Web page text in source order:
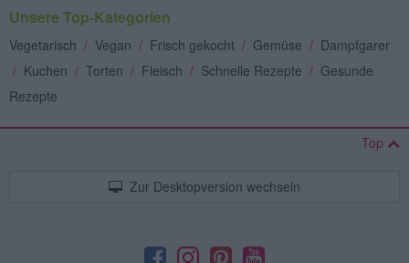
Unsere Top-Kategorien
Vegetarisch / Vegan / Frisch gekocht / Gemüse / Dampfgarer
/ Kuchen / Torten / Fleisch / Schnelle Rezepte / Gesunde
Rezepte
Top
Zur Desktopversion wechseln